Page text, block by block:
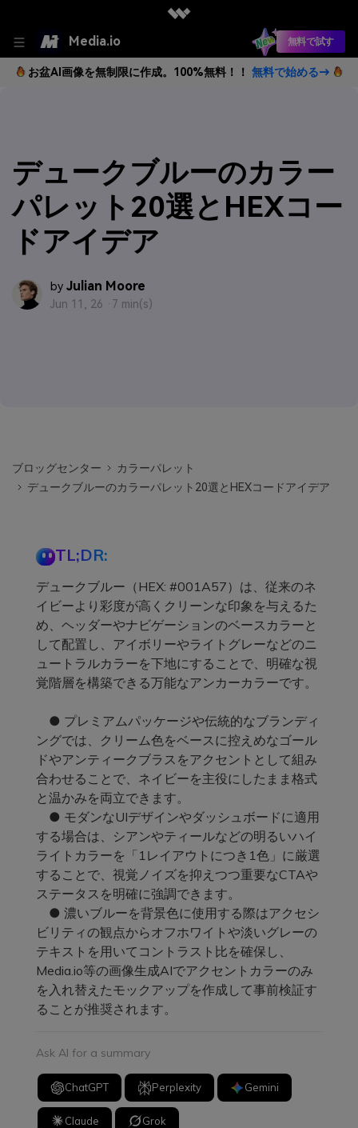
Media.io 無料で試す
お盆AI画像を無制限に作成。100%無料！！ 無料で始める→
デュークブルーのカラー
パレット20選とHEXコー
ドアイデア
by Julian Moore
Jun 11, 26 · 7 min(s)
ブロッグセンター
カラーパレット
デュークブルーのカラーパレット20選とHEXコードアイデア
TL;DR:
デュークブルー（HEX: #001A57）は、従来のネ
イビーより彩度が高くクリーンな印象を与えるた
め、ヘッダーやナビゲーションのベースカラーと
して配置し、アイボリーやライトグレーなどのニ
ュートラルカラーを下地にすることで、明確な視
覚階層を構築できる万能なアンカーカラーです。
● プレミアムパッケージや伝統的なブランディ
ングでは、クリーム色をベースに控えめなゴール
ドやアンティークブラスをアクセントとして組み
合わせることで、ネイビーを主役にしたまま格式
と温かみを両立できます。
● モダンなUIデザインやダッシュボードに適用
する場合は、シアンやティールなどの明るいハイ
ライトカラーを「1レイアウトにつき1色」に厳選
することで、視覚ノイズを抑えつつ重要なCTAや
ステータスを明確に強調できます。
● 濃いブルーを背景色に使用する際はアクセシ
ビリティの観点からオフホワイトや淡いグレーの
テキストを用いてコントラスト比を確保し、
Media.io等の画像生成AIでアクセントカラーのみ
を入れ替えたモックアップを作成して事前検証す
ることが推奨されます。
Ask AI for a summary
ChatGPT Perplexity Gemini
Claude Grok